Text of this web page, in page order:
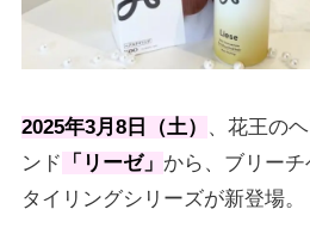
2025年3月8日（土）
、花王の
ンド
「リーゼ」 から、ブリー
タイリングシリーズが新登場。